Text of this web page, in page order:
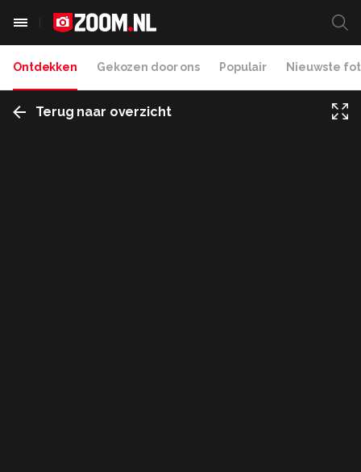
Ontdekken Gekozen door ons Populair Nieuwste
Terug naar overzicht